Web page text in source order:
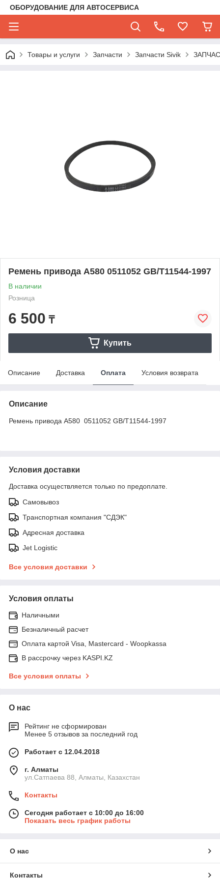
ОБОРУДОВАНИЕ ДЛЯ АВТОСЕРВИСА
Товары и услуги Запчасти Запчасти Sivik
Ремень привода А580 0511052 GB/T11544-1997
В наличии
Розница
6 500 ₸
Купить
Описание Доставка Оплата Условия возврата
Описание
Ремень привода А580 0511052 GB/T11544-1997
Условия доставки
Доставка осуществляется только по предоплате.
Самовывоз
Транспортная компания "СДЭК"
Адресная доставка
Jet Logistic
Все условия доставки
Условия оплаты
Наличными
Безналичный расчет
Оплата картой Visa, Mastercard - Woopkassa
В рассрочку через KASPI.KZ
Все условия оплаты
О нас
Рейтинг не сформирован
Менее 5 отзывов за последний год
Работает с 12.04.2018
г. Алматы
ул.Сатпаева 88, Алматы, Казахстан
Контакты
Сегодня работает с 10:00 до 16:00
Показать весь график работы
О нас
Контакты